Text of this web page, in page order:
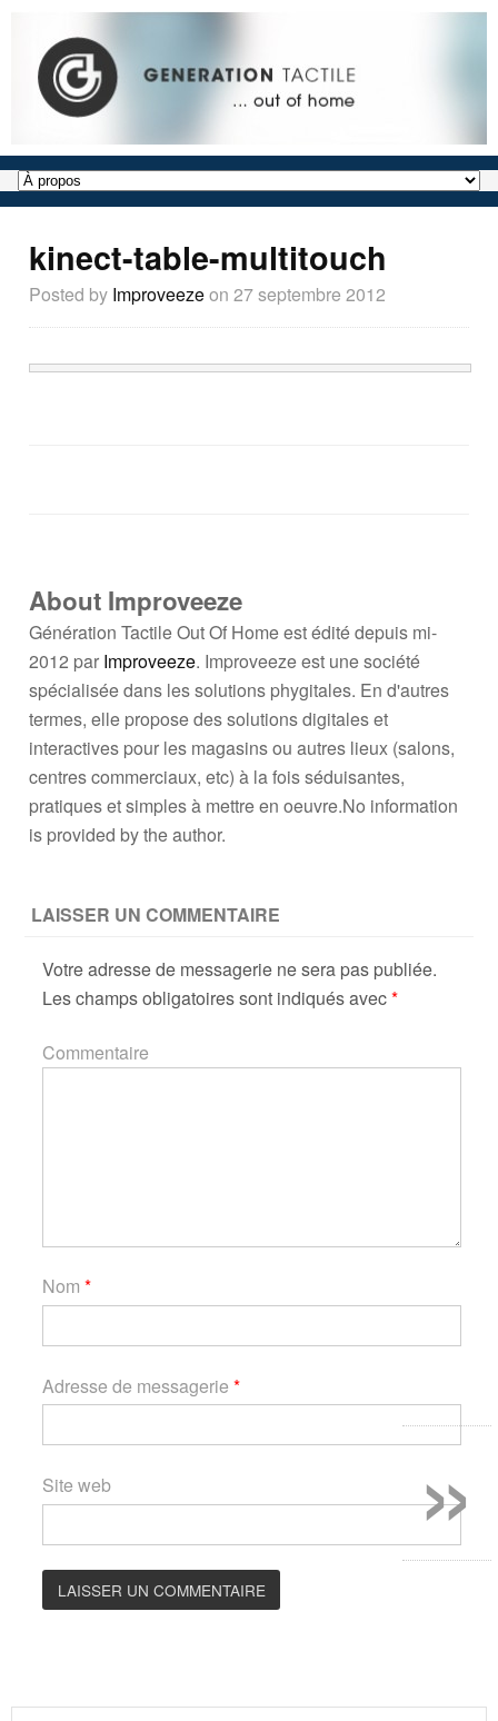
kinect-table-multitouch
Posted by Improveezeon 27 septembre 2012
About Improveeze
Génération Tactile Out Of Home est édité depuis mi-
2012 par Improveeze. Improveeze est une société
spécialisée dans les solutions phygitales. En d'autres
termes, elle propose des solutions digitales et
interactives pour les magasins ou autres lieux (salons,
centres commerciaux, etc) à la fois séduisantes,
pratiques et simples à mettre en oeuvre.No information
is provided by the author.
LAISSER UN COMMENTAIRE
Votre adresse de messagerie ne sera pas publiée.
Les champs obligatoires sont indiqués avec*
Commentaire
Nom *
Adresse de messagerie *
Site web »